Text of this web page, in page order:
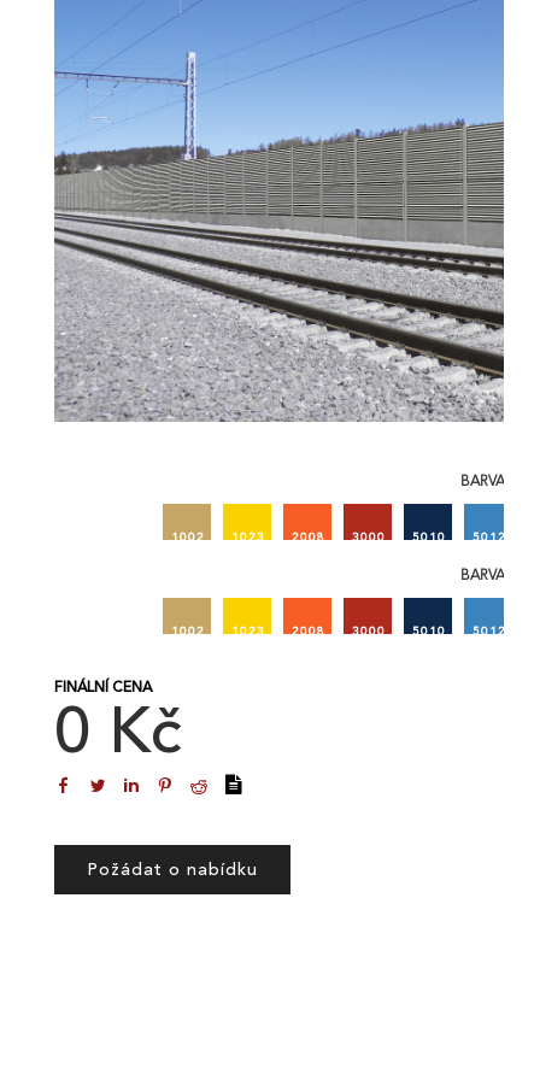
BARVA 1
1002 1023 2008 3000 5010 5012
BARVA 2
1002 1023 2008 3000 5010 5012
FINÁLNÍ CENA
0 Kč
Požádat o nabídku